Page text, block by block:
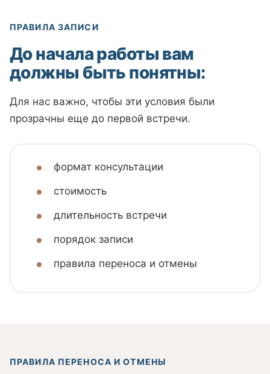
ПРАВИЛА ЗАПИСИ
До начала работы вам
должны быть понятны:
Для нас важно, чтобы эти условия были
прозрачны еще до первой встречи.
формат консультации
стоимость
длительность встречи
порядок записи
правила переноса и отмены
ПРАВИЛА ПЕРЕНОСА И ОТМЕНЫ